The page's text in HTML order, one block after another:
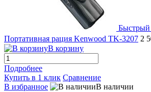
Быстрый
Портативная рация Kenwood TK-3207 2
В корзину
Подробнее
Купить в 1 клик Сравнение
В избранное
В наличии